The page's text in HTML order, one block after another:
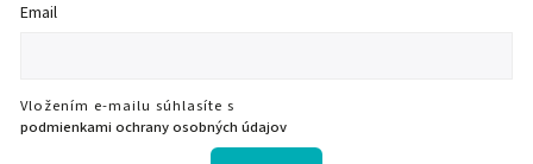
Email
Vložením e-mailu súhlasíte s
podmienkami ochrany osobných údajov